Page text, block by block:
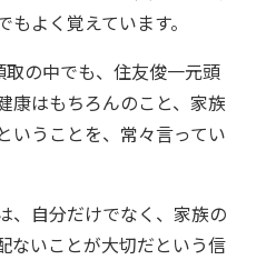
よく覚えています。
の中でも、住友俊一元頭
康はもちろんのこと、家族
いうことを、常々言ってい
、自分だけでなく、家族の
ないことが大切だという信